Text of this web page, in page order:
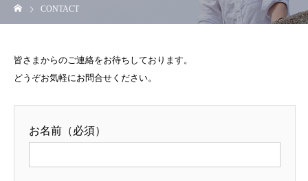
CONTACT
皆さまからのご連絡をお待ちしております。
どうぞお気軽にお問合せください。
お名前（必須）